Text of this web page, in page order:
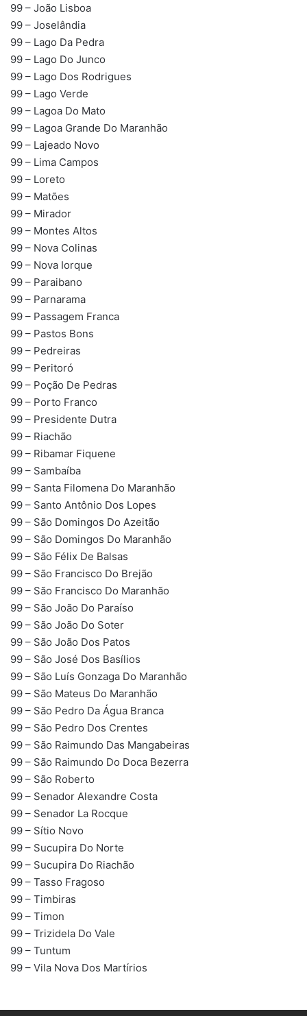
99 – João Lisboa
99 – Joselândia
99 – Lago Da Pedra
99 – Lago Do Junco
99 – Lago Dos Rodrigues
99 – Lago Verde
99 – Lagoa Do Mato
99 – Lagoa Grande Do Maranhão
99 – Lajeado Novo
99 – Lima Campos
99 – Loreto
99 – Matões
99 – Mirador
99 – Montes Altos
99 – Nova Colinas
99 – Nova Iorque
99 – Paraibano
99 – Parnarama
99 – Passagem Franca
99 – Pastos Bons
99 – Pedreiras
99 – Peritoró
99 – Poção De Pedras
99 – Porto Franco
99 – Presidente Dutra
99 – Riachão
99 – Ribamar Fiquene
99 – Sambaíba
99 – Santa Filomena Do Maranhão
99 – Santo Antônio Dos Lopes
99 – São Domingos Do Azeitão
99 – São Domingos Do Maranhão
99 – São Félix De Balsas
99 – São Francisco Do Brejão
99 – São Francisco Do Maranhão
99 – São João Do Paraíso
99 – São João Do Soter
99 – São João Dos Patos
99 – São José Dos Basílios
99 – São Luís Gonzaga Do Maranhão
99 – São Mateus Do Maranhão
99 – São Pedro Da Água Branca
99 – São Pedro Dos Crentes
99 – São Raimundo Das Mangabeiras
99 – São Raimundo Do Doca Bezerra
99 – São Roberto
99 – Senador Alexandre Costa
99 – Senador La Rocque
99 – Sítio Novo
99 – Sucupira Do Norte
99 – Sucupira Do Riachão
99 – Tasso Fragoso
99 – Timbiras
99 – Timon
99 – Trizidela Do Vale
99 – Tuntum
99 – Vila Nova Dos Martírios